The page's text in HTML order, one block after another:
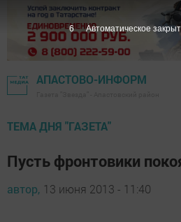
АПАСТОВО-ИНФОРМ
ТЕМА ДНЯ "ГАЗЕТА"
Пусть фронтовики
автор, 13 июня 2013 - 11:40
5 Автоматическое